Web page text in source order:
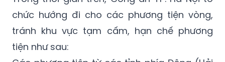
tránh khu vực tạm cấm, hạn chế phương
tiện như sau:
Các phương tiện từ các tỉnh phía Đông (Hải
Phòng, Hưng Yên, Bắc Ninh,...) đi các tỉnh phía